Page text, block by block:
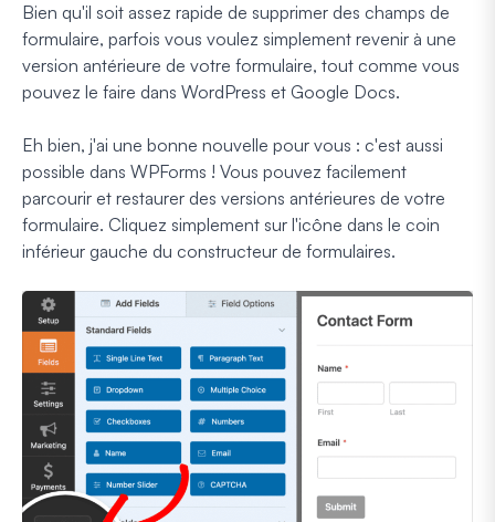
Bien qu'il soit assez rapide de supprimer des champs de
formulaire, parfois vous voulez simplement revenir à une
version antérieure de votre formulaire, tout comme vous
pouvez le faire dans WordPress et Google Docs.
Eh bien, j'ai une bonne nouvelle pour vous : c'est aussi
possible dans WPForms ! Vous pouvez facilement
parcourir et restaurer des versions antérieures de votre
formulaire. Cliquez simplement sur l'icône dans le coin
inférieur gauche du constructeur de formulaires.